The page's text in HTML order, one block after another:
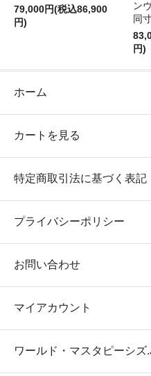
79,000円(税込86,900
円)
ン
同
円)
ホーム
カートを見る
特定商取引法に基づく表記
プライバシーポリシー
お問い合わせ
マイアカウント
ワールド・マスタピーシズ